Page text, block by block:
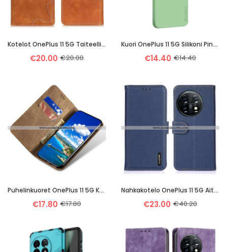
Kotelot OnePlus 11 5G Taiteelliset Ja Saumat
€20.00 €20.00
Kuori OnePlus 11 5G Silikoni Pinwuyo
€14.40 €14.40
Puhelinkuoret OnePlus 11 5G Kotelot Flip Denim Kangas
€17.80 €17.80
Nahkakotelo OnePlus 11 5G Aitoa Nahkaa Litsi Khazneh
€23.00 €40.20